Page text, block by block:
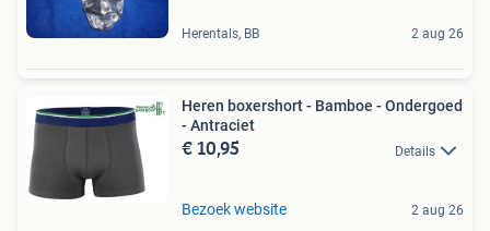
Herentals, BB 2 aug 26
Heren boxershort - Bamboe - Ondergoed
- Antraciet
€ 10,95 Details
Bezoek website 2 aug 26